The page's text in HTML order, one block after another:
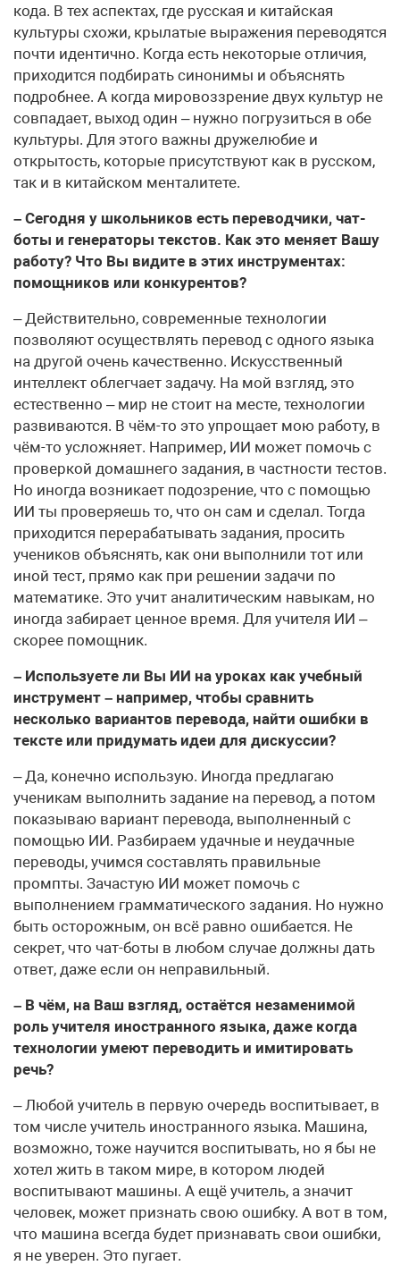
кода. В тех аспектах, где русская и китайская
культуры схожи, крылатые выражения переводятся
почти идентично. Когда есть некоторые отличия,
приходится подбирать синонимы и объяснять
подробнее. А когда мировоззрение двух культур не
совпадает, выход один – нужно погрузиться в обе
культуры. Для этого важны дружелюбие и
открытость, которые присутствуют как в русском,
так и в китайском менталитете.
– Сегодня у школьников есть переводчики, чат-
боты и генераторы текстов. Как это меняет Вашу
работу? Что Вы видите в этих инструментах:
помощников или конкурентов?
– Действительно, современные технологии
позволяют осуществлять перевод с одного языка
на другой очень качественно. Искусственный
интеллект облегчает задачу. На мой взгляд, это
естественно – мир не стоит на месте, технологии
развиваются. В чём-то это упрощает мою работу, в
чём-то усложняет. Например, ИИ может помочь с
проверкой домашнего задания, в частности тестов.
Но иногда возникает подозрение, что с помощью
ИИ ты проверяешь то, что он сам и сделал. Тогда
приходится перерабатывать задания, просить
учеников объяснять, как они выполнили тот или
иной тест, прямо как при решении задачи по
математике. Это учит аналитическим навыкам, но
иногда забирает ценное время. Для учителя ИИ –
скорее помощник.
– Используете ли Вы ИИ на уроках как учебный
инструмент – например, чтобы сравнить
несколько вариантов перевода, найти ошибки в
тексте или придумать идеи для дискуссии?
– Да, конечно использую. Иногда предлагаю
ученикам выполнить задание на перевод, а потом
показываю вариант перевода, выполненный с
помощью ИИ. Разбираем удачные и неудачные
переводы, учимся составлять правильные
промпты. Зачастую ИИ может помочь с
выполнением грамматического задания. Но нужно
быть осторожным, он всё равно ошибается. Не
секрет, что чат-боты в любом случае должны дать
ответ, даже если он неправильный.
– В чём, на Ваш взгляд, остаётся незаменимой
роль учителя иностранного языка, даже когда
технологии умеют переводить и имитировать
речь?
– Любой учитель в первую очередь воспитывает, в
том числе учитель иностранного языка. Машина,
возможно, тоже научится воспитывать, но я бы не
хотел жить в таком мире, в котором людей
воспитывают машины. А ещё учитель, а значит
человек, может признать свою ошибку. А вот в том,
что машина всегда будет признавать свои ошибки,
я не уверен. Это пугает.